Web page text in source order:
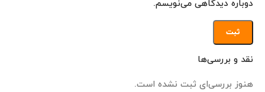
نقد و بررسی‌ها
هنوز بررسی‌ای ثبت نشده است.
دوباره دیدگاهی می‌نویسم.